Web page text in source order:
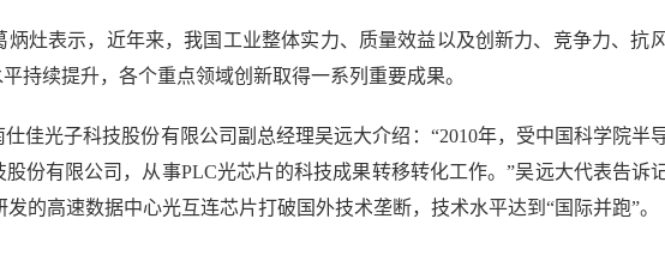
表示，近年来，我国工业整体实力、质量效益以及创新力、竞争力、抗风
持续提升，各个重点领域创新取得一系列重要成果。
光子科技股份有限公司副总经理吴远大介绍：“2010年，受中国科学院半
份有限公司，从事PLC光芯片的科技成果转移转化工作。”吴远大代表告诉
的高速数据中心光互连芯片打破国外技术垄断，技术水平达到“国际并跑”。